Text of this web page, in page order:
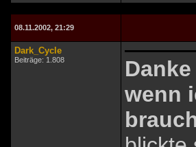
08.11.2002, 21:29
Dark_Cycle
Beiträge: 1.808
wenn